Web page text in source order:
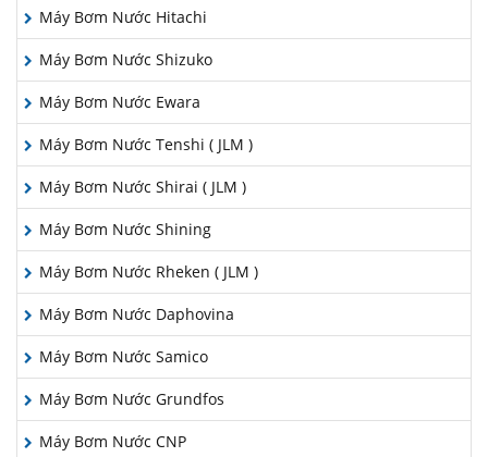
Máy Bơm Nước Hitachi
Máy Bơm Nước Shizuko
Máy Bơm Nước Ewara
Máy Bơm Nước Tenshi ( JLM )
Máy Bơm Nước Shirai ( JLM )
Máy Bơm Nước Shining
Máy Bơm Nước Rheken ( JLM )
Máy Bơm Nước Daphovina
Máy Bơm Nước Samico
Máy Bơm Nước Grundfos
Máy Bơm Nước CNP